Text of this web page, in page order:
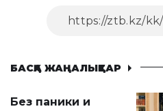
БАСҚА ЖАҢАЛЫҚТАР
Без паники и